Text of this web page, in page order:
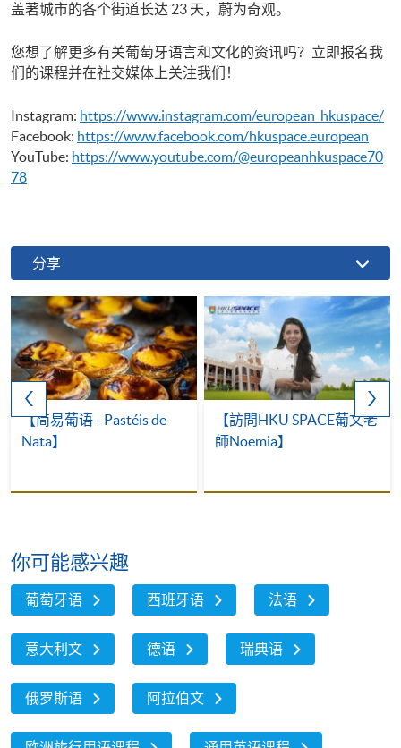
盖著城市的各个街道长达 23 天，蔚为奇观。
您想了解更多有关葡萄牙语言和文化的资讯吗？立即报名我
们的课程并在社交媒体上关注我们！
Instagram: https://www.instagram.com/european_hkuspace/
Facebook: https://www.facebook.com/hkuspace.european
YouTube: https://www.youtube.com/@europeanhkuspace70
78
分享
【简易葡语 - Pastéis de
Nata】
【訪問HKU SPACE葡文老
師Noemia】
你可能感兴趣
葡萄牙语 西班牙语 法语
意大利文 德语 瑞典语
俄罗斯语 阿拉伯文